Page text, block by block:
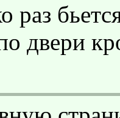
раз
двери